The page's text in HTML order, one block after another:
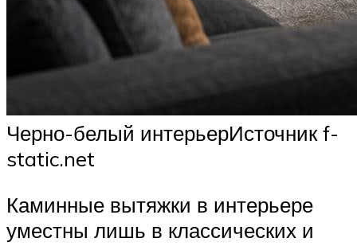
Черно-белый интерьерИсточник f-
static.net
Каминные вытяжки в интерьере
уместны лишь в классических и